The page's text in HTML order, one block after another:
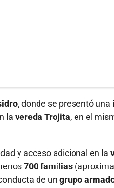
donde se presentó una
la vereda Trojita, en el
y acceso adicional en la
700 familias
de un grupo